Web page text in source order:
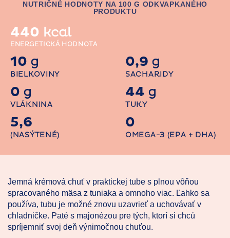
NUTRIČNÉ HODNOTY NA 100 G ODKVAPKANÉHO
PRODUKTU
440 kcal
ENERGETICKÁ HODNOTA
10 g
BIELKOVINY
0,9 g
SACHARIDY
0 g
VLÁKNINA
44 g
TUKY
5,6
(NASÝTENÉ)
0
OMEGA-3 (EPA + DHA)
Jemná krémová chuť v praktickej tube s plnou vôňou
spracovaného mäsa z tuniaka a omnoho viac. Ľahko sa
používa, tubu je možné znovu uzavrieť a uchovávať v
chladničke. Paté s majonézou pre tých, ktorí si chcú
spríjemniť svoj deň výnimočnou chuťou.